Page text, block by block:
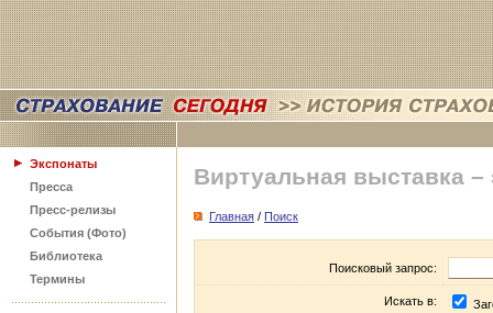
Экспонаты
Пресса
Пресс-релизы
События (Фото)
Библиотека
Термины
Виртуальная выставка –
Главная / Поиск
Поисковый запрос:
Искать в: